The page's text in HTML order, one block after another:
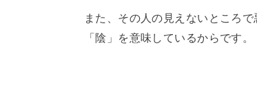
また、その人の見えないところ
「陰」を意味しているからです。